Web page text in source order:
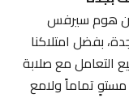
سيرفس
امتلاكنا
التعامل مع صلابة
تماماً ولامع